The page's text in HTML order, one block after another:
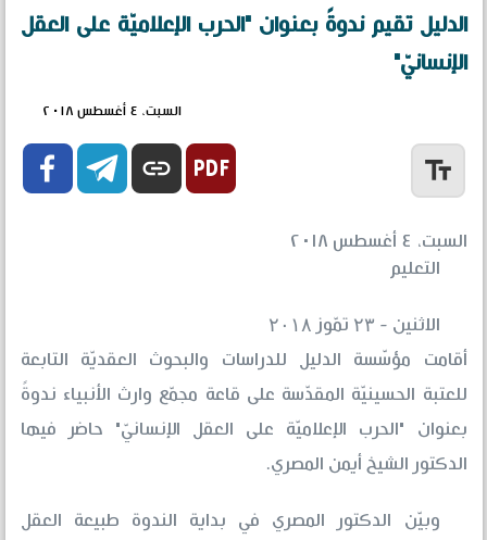
الدليل تقيم ندوةً بعنوان "الحرب الإعلاميّة على العقل
الإنسانيّ"
السبت، ٤ أغسطس ٢٠١٨
  link text_fields
السبت، ٤ أغسطس ٢٠١٨
التعليم
الاثنين - ۲۳ تمّوز ۲۰۱۸
أقامت مؤسّسة الدليل للدراسات والبحوث العقديّة التابعة
للعتبة الحسينيّة المقدّسة على قاعة مجمّع وارث الأنبياء ندوةً
بعنوان "الحرب الإعلاميّة على العقل الإنسانيّ" حاضر فيها
الدكتور الشيخ أيمن المصري.
وبيّن الدكتور المصري في بداية الندوة طبيعة العقل